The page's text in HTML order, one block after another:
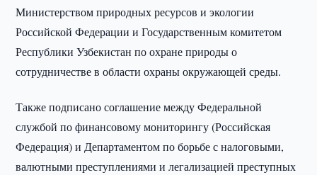
Министерством природных ресурсов и экологии
Российской Федерации и Государственным комитетом
Республики Узбекистан по охране природы о
сотрудничестве в области охраны окружающей среды.
Также подписано соглашение между Федеральной
службой по финансовому мониторингу (Российская
Федерация) и Департаментом по борьбе с налоговыми,
валютными преступлениями и легализацией преступных